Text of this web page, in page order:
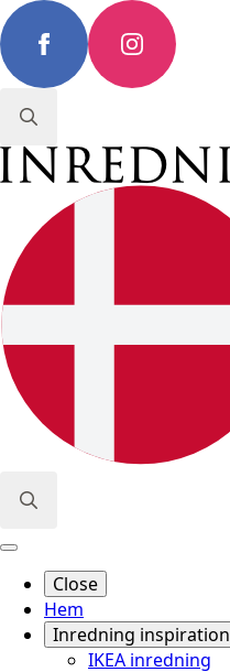
Search
for:
Search
Close
Hem
Inredning inspiration
IKEA inredning